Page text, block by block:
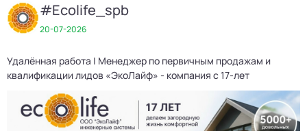
#Ecolife_spb
20-07-2026
Удалённая работа | Менеджер по первичным продажам и
квалификации лидов «ЭкоЛайф» - компания с 17-лет